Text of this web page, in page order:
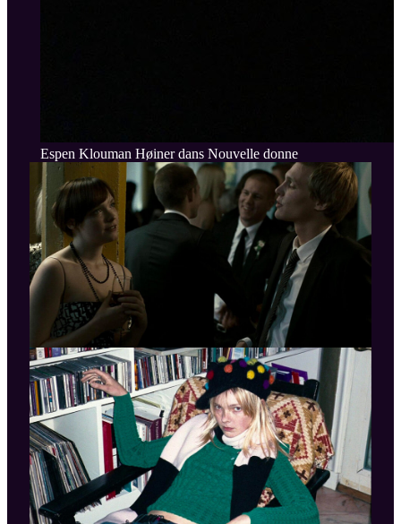
Espen Klouman Høiner dans Nouvelle donne